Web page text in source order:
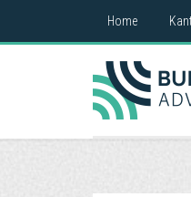
Home